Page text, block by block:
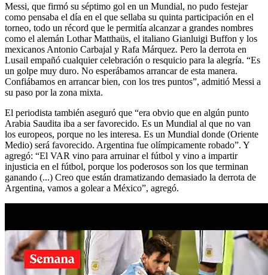
Messi, que firmó su séptimo gol en un Mundial, no pudo festejar
como pensaba el día en el que sellaba su quinta participación en el
torneo, todo un récord que le permitía alcanzar a grandes nombres
como el alemán Lothar Matthaüs, el italiano Gianluigi Buffon y los
mexicanos Antonio Carbajal y Rafa Márquez. Pero la derrota en
Lusail empañó cualquier celebración o resquicio para la alegría. “Es
un golpe muy duro. No esperábamos arrancar de esta manera.
Confiábamos en arrancar bien, con los tres puntos”, admitió Messi a
su paso por la zona mixta.
El periodista también aseguró que “era obvio que en algún punto
Arabia Saudita iba a ser favorecido. Es un Mundial al que no van
los europeos, porque no les interesa. Es un Mundial donde (Oriente
Medio) será favorecido. Argentina fue olímpicamente robado”. Y
agregó: “El VAR vino para arruinar el fútbol y vino a impartir
injusticia en el fútbol, porque los poderosos son los que terminan
ganando (...) Creo que están dramatizando demasiado la derrota de
Argentina, vamos a golear a México”, agregó.